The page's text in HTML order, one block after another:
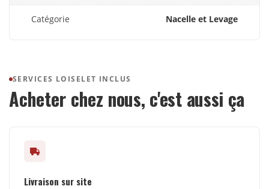
Catégorie Nacelle et Levage
SERVICES LOISELET INCLUS
Acheter chez nous, c'est aussi ça
Livraison sur site